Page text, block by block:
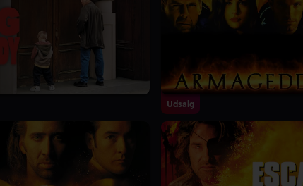
Udsalg